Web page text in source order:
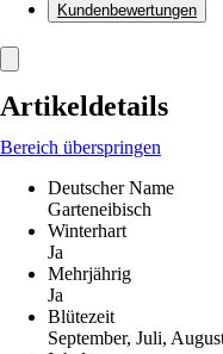
Kundenbewertungen
Artikeldetails
Bereich überspringen
Deutscher Name
Garteneibisch
Winterhart
Ja
Mehrjährig
Ja
Blütezeit
September, Juli,